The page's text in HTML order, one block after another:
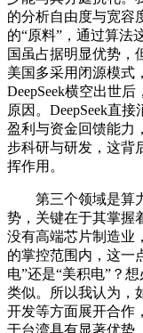
的分析自由度与宽容
的“原料”，通过算法
国虽占据明显优势，
美国多采用闭源模式
DeepSeek横空出世
原因。DeepSeek直
盈利与资金回馈能力
步科研与研发，这背
挥作用。
第三个领域是算力
势，关键在于其掌握
没有高端芯片制造业
的掌控范围内，这一
电”还是“美积电”？
类似。所以我认为，
开发等方面展开合作